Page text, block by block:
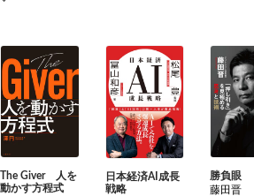
The Giver 人を
動かす方程式
日本経済AI成長
戦略
勝負眼
藤田晋